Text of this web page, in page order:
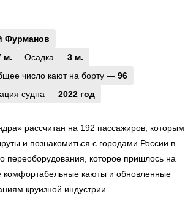
Фурманов
м. Осадка — 3 м.
число кают на борту — 96
судна — 2022 год
рассчитан на 192 пассажиров, которым
и познакомиться с городами России в
переоборудования, которое пришлось на
комфортабельные каюты и обновленные
круизной индустрии.